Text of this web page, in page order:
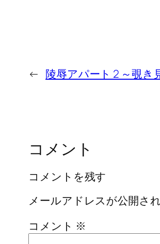
← 陵辱アパート 2 ～覗き
コメント
コメントを残す
メールアドレスが公開さ
コメント ※